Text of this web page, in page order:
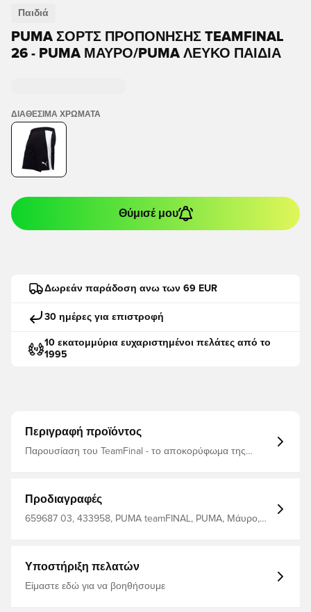
Παιδιά
PUMA ΣΟΡΤΣ ΠΡΟΠΌΝΗΣΗΣ TEAMFINAL
26 - PUMA ΜΑΎΡΟ/PUMA ΛΕΥΚΌ ΠΑΙΔΙΆ
ΔΙΑΘΈΣΙΜΑ ΧΡΏΜΑΤΑ
Θύμισέ μου
Δωρεάν παράδοση ανω των 69 EUR
30 ημέρες για επιστροφή
10 εκατομμύρια ευχαριστημένοι πελάτες από το
1995
Περιγραφή προϊόντος
Παρουσίαση του TeamFinal - το αποκορύφωμα της
Κάθε λεπτομέρεια έχει επεξεργαστεί προσεκτικά για να
διασφαλιστεί ότι οι παίκτες μπορούν να αποδώσουν
καλύτερα, ανεξάρτητα από το πόσο έντονος είναι ο
Προδιαγραφές
659687 03, 433958, PUMA teamFINAL, PUMA, Μάυρο,
Υποστήριξη πελατών
Είμαστε εδώ για να βοηθήσουμε